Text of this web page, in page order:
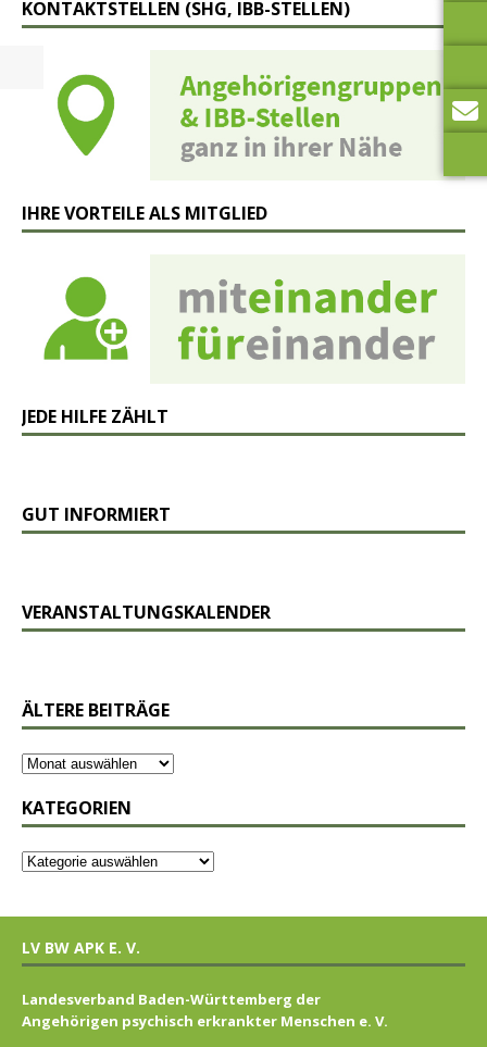
KONTAKTSTELLEN (SHG, IBB-STELLEN)
IHRE VORTEILE ALS MITGLIED
JEDE HILFE ZÄHLT
GUT INFORMIERT
VERANSTALTUNGSKALENDER
ÄLTERE BEITRÄGE
KATEGORIEN
LV BW APK E. V.
Landesverband Baden-Württemberg der
Angehörigen psychisch erkrankter Menschen e. V.